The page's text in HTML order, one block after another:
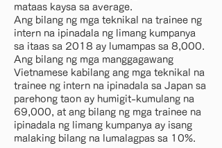
mataas kaysa sa average.
Ang bilang ng mga teknikal na trainee ng
intern na ipinadala ng limang kumpanya
sa itaas sa 2018 ay lumampas sa 8,000.
Ang bilang ng mga manggagawang
Vietnamese kabilang ang mga teknikal na
trainee ng intern na ipinadala sa Japan sa
parehong taon ay humigit-kumulang na
69,000, at ang bilang ng mga trainee na
ipinadala ng limang kumpanya ay isang
malaking bilang na lumalagpas sa 10%.